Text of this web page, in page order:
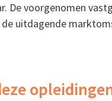
De voorgenomen
uitdagende